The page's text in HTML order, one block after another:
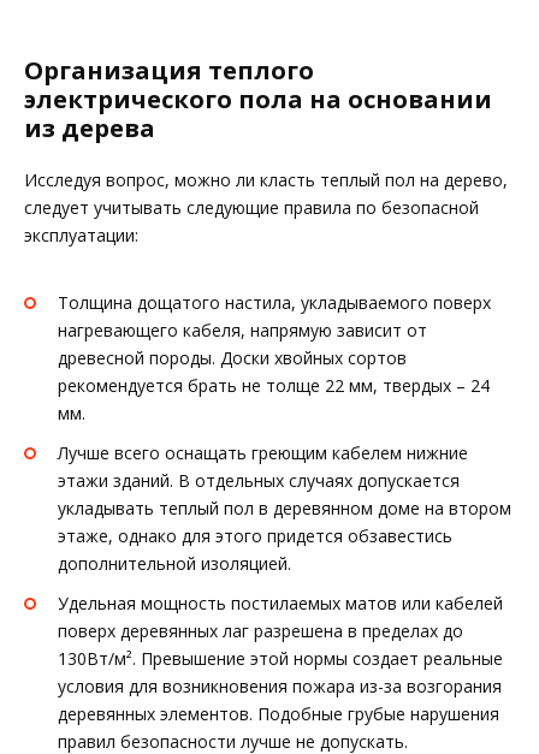
Организация теплого
электрического пола на основании
из дерева
Исследуя вопрос, можно ли класть теплый пол на дерево,
следует учитывать следующие правила по безопасной
эксплуатации:
Толщина дощатого настила, укладываемого поверх
нагревающего кабеля, напрямую зависит от
древесной породы. Доски хвойных сортов
рекомендуется брать не толще 22 мм, твердых – 24
мм.
Лучше всего оснащать греющим кабелем нижние
этажи зданий. В отдельных случаях допускается
укладывать теплый пол в деревянном доме на втором
этаже, однако для этого придется обзавестись
дополнительной изоляцией.
Удельная мощность постилаемых матов или кабелей
поверх деревянных лаг разрешена в пределах до
130Вт/м². Превышение этой нормы создает реальные
условия для возникновения пожара из-за возгорания
деревянных элементов. Подобные грубые нарушения
правил безопасности лучше не допускать.